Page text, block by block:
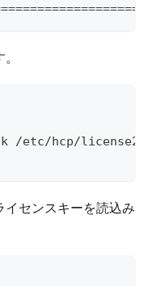
k /etc/hcp/
センスキーを読込み